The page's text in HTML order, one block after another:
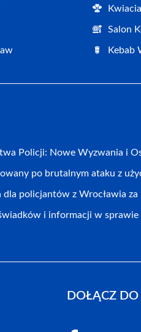
Salon
Kebab
Policji: Nowe Wyzwania i
po brutalnym ataku z
dla policjantów z Wrocławia
i informacji w
DOŁĄCZ DO